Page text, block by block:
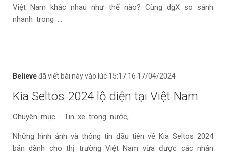
Việt Nam khác nhau như thế nào? Cùng dgX so sánh
nhanh trong ...
Believeđã viết bài này vào lúc 15:17:16 17/04/2024
Kia Seltos 2024 lộ diện tại Việt Nam
Chuyên mục : Tin xe trong nước,
Những hình ảnh và thông tin đầu tiên về Kia Seltos 2024
bản dành cho thị trường Việt Nam vừa được các nhân